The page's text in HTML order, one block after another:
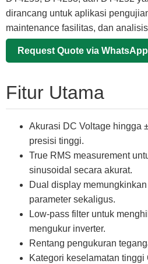
dirancang untuk aplikasi
maintenance fasilitas, dan
Request Quote via WhatsApp
Fitur Utama
Akurasi DC Voltage hingga
presisi tinggi.
True RMS measurement
sinusoidal secara akurat.
Dual display
parameter sekaligus.
Low-pass filter untuk
mengukur inverter.
Rentang pengukuran
Kategori keselamatan tinggi